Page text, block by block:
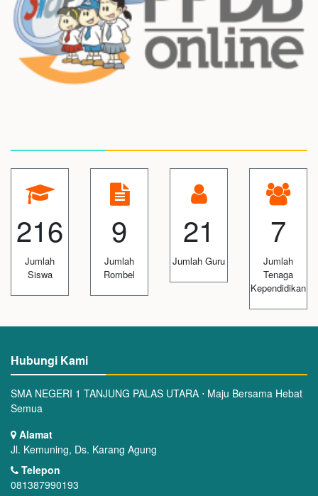
216
Jumlah
Siswa
9
Jumlah
Rombel
21
Jumlah Guru
7
Jumlah
Tenaga
Kependidikan
Hubungi Kami
SMA NEGERI 1 TANJUNG PALAS UTARA ⋅ Maju Bersama Hebat
Semua
Alamat
Jl. Kemuning, Ds. Karang Agung
Telepon
081387990193